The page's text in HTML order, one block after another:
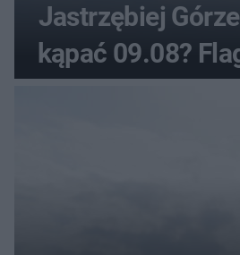
Jastrzębiej
kąpać 09.08?